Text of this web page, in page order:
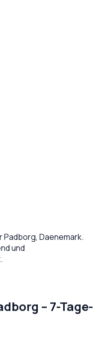
Padborg, Daenemark.
und
– 7-Tage-